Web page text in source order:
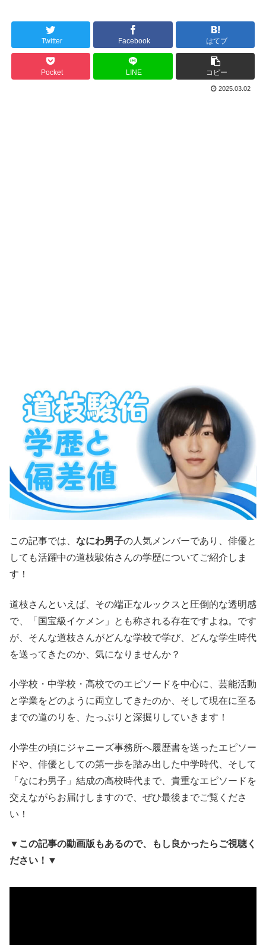
Twitter Facebook はてブ
Pocket LINE コピー
2025.03.02
この記事では なにわ男子の人気メンバーであり、俳優と
しても活躍中の道枝駿佑さんの学歴についてご紹介しま
す！
道枝さんといえば、その端正なルックスと圧倒的な透明感
で、「国宝級イケメン」とも称される存在ですよね。です
が、そんな道枝さんがどんな学校で学び、どんな学生時代
を送ってきたのか、気になりませんか？
小学校・中学校・高校でのエピソードを中心に、芸能活動
と学業をどのように両立してきたのか、そして現在に至る
までの道のりを、たっぷりと深掘りしていきます！
小学生の頃にジャニーズ事務所へ履歴書を送ったエピソー
ドや、俳優としての第一歩を踏み出した中学時代、そして
「なにわ男子」結成の高校時代まで、貴重なエピソードを
交えながらお届けしますので、ぜひ最後までご覧くださ
い！
▼ この記事の動画版もあるので、もし良かったらご視聴く
ださい！ ▼